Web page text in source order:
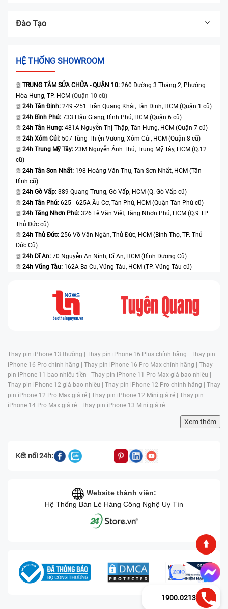
Đào Tạo
HỆ THỐNG SHOWROOM
TRUNG TÂM SỬA CHỮA - QUẬN 10: 260 Đường 3 Tháng 2, Phường
Hòa Hưng, TP. HCM (Quận 10 cũ)
24h Tân Định: 249 -251 Trần Quang Khải, Tân Định, HCM (Quận 1 cũ)
24h Bình Phú: 733 Hậu Giang, Bình Phú, HCM (Quận 6 cũ)
24h Tân Hưng: 481A Nguyễn Thị Thập, Tân Hưng, HCM (Quận 7 cũ)
24h Xóm Củi: 507 Tùng Thiện Vương, Xóm Củi, HCM (Quận 8 cũ)
24h Trung Mỹ Tây: 23M Nguyễn Ảnh Thủ, Trung Mỹ Tây, HCM (Q.12
cũ)
24h Tân Sơn Nhất: 198 Hoàng Văn Thụ, Tân Sơn Nhất, HCM (Tân
Bình cũ)
24h Gò Vấp: 389 Quang Trung, Gò Vấp, HCM (Q. Gò Vấp cũ)
24h Tân Phú: 625 - 625A Âu Cơ, Tân Phú, HCM (Quận Tân Phú cũ)
24h Tăng Nhơn Phú: 326 Lê Văn Việt, Tăng Nhơn Phú, HCM (Q.9 TP.
Thủ Đức cũ)
24h Thủ Đức: 256 Võ Văn Ngân, Thủ Đức, HCM (Bình Thọ, TP. Thủ
Đức Cũ)
24h Dĩ An: 70 Nguyễn An Ninh, Dĩ An, HCM (Bình Dương Cũ)
24h Vũng Tàu: 162A Ba Cu, Vũng Tàu, HCM (TP. Vũng Tàu cũ)
Thay pin iPhone 13 thường | Thay pin iPhone 16 Plus chính hãng | Thay pin
iPhone 16 Pro chính hãng | Thay pin iPhone 16 Pro Max chính hãng | Thay
pin iPhone 11 bao nhiêu tiền | Thay pin iPhone 11 Pro Max giá bao nhiêu |
Thay pin iPhone 12 giá bao nhiêu | Thay pin iPhone 12 Pro chính hãng | Thay
pin iPhone 12 Pro Max giá rẻ | Thay pin iPhone 12 Mini giá rẻ | Thay pin
iPhone 14 Pro Max giá rẻ | Thay pin iPhone 13 Mini giá rẻ |
Xem thêm
Kết nối 24h:
Website thành viên:
Hệ Thống Bán Lẻ Hàng Công Nghệ Uy Tín
1900.0213